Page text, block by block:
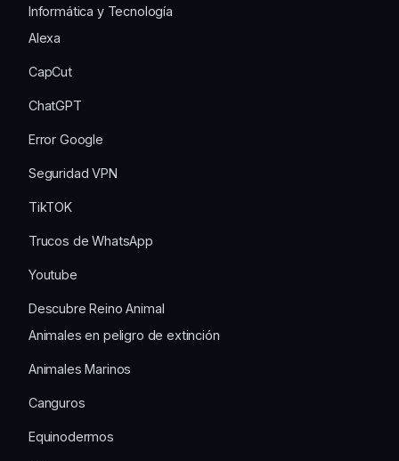
Informática y Tecnología
Alexa
CapCut
ChatGPT
Error Google
Seguridad VPN
TikTOK
Trucos de WhatsApp
Youtube
Descubre Reino Animal
Animales en peligro de extinción
Animales Marinos
Canguros
Equinodermos